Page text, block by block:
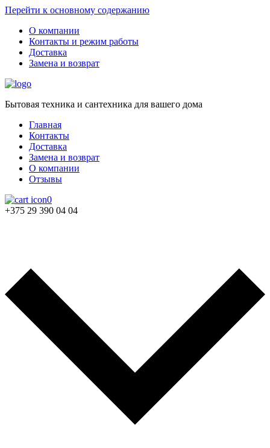
Перейти к основному содержанию
О компании
Контакты и режим работы
Доставка
Замена и возврат
Бытовая техника и сантехника для вашего дома
Главная
Контакты
Доставка
Замена и возврат
О компании
Отзывы
0
+375 29 390 04 04